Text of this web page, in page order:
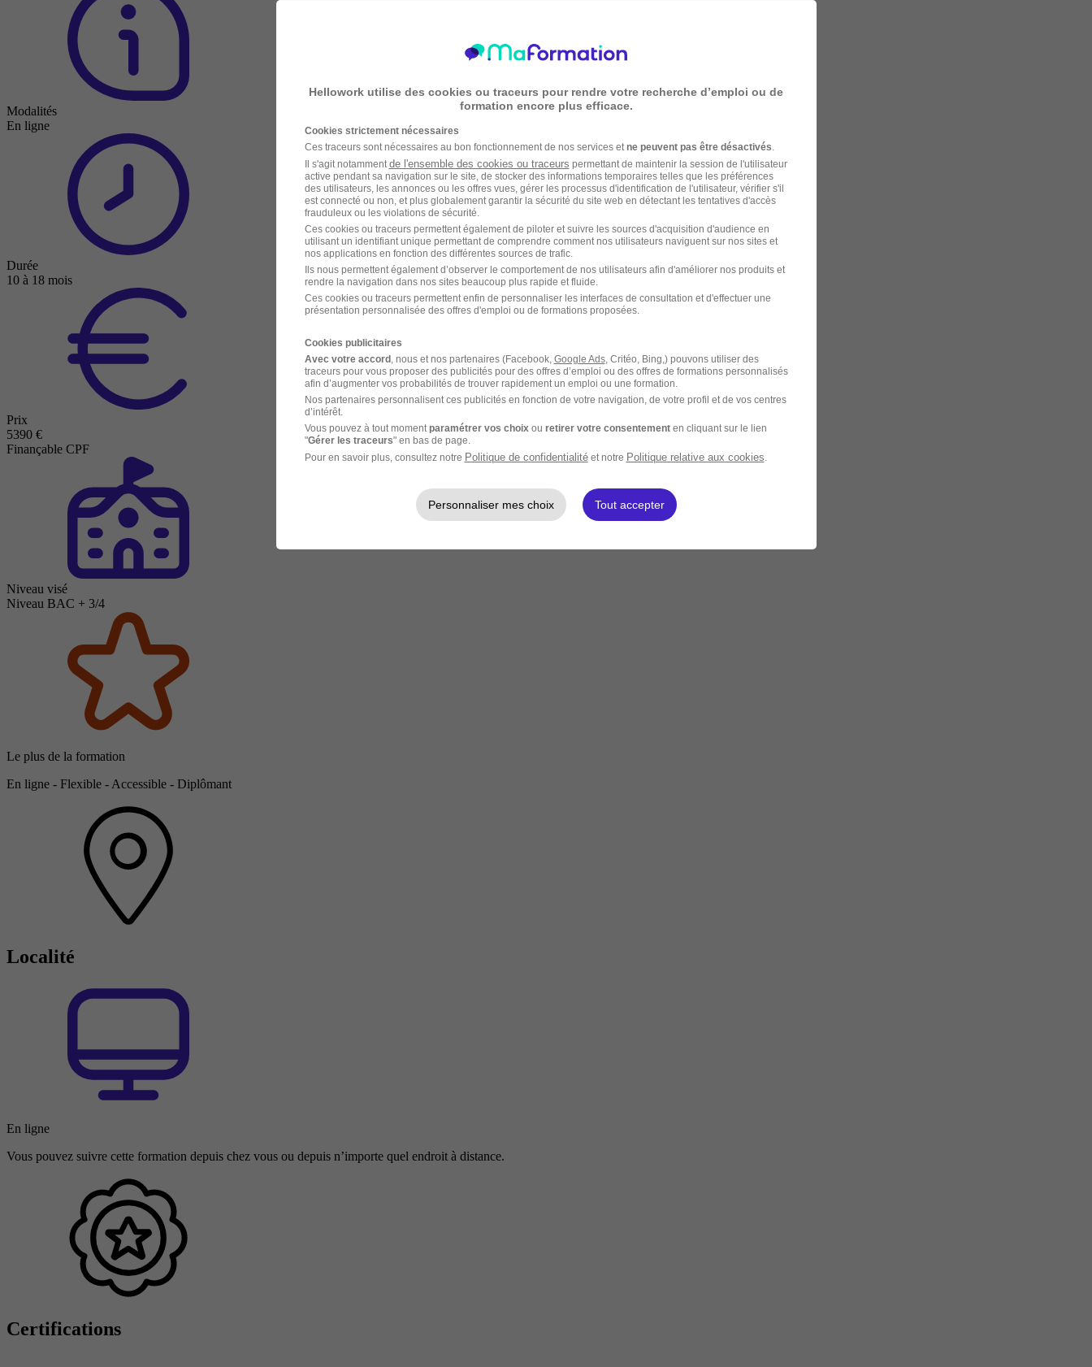
Modalités
En ligne
Durée
10 à 18 mois
Prix
5390 €
Finançable CPF
Niveau visé
Niveau BAC + 3/4
Le plus de la formation
En ligne - Flexible - Accessible - Diplômant
Localité
En ligne
Vous pouvez suivre cette formation depuis chez vous ou depuis n’importe quel endroit à distance.
Certifications
Hellowork utilise des cookies ou traceurs pour rendre votre recherche d’emploi ou de
formation encore plus efficace.
Cookies strictement nécessaires
Ces traceurs sont nécessaires au bon fonctionnement de nos services et ne peuvent pas être désactivés
Il s'agit notamment de l'ensemble des cookies ou traceurs permettant de maintenir la session de l'utilisateur
active pendant sa navigation sur le site, de stocker des informations temporaires telles que les préférences
des utilisateurs, les annonces ou les offres vues, gérer les processus d'identification de l'utilisateur, vérifier s'il
est connecté ou non, et plus globalement garantir la sécurité du site web en détectant les tentatives d'accès
frauduleux ou les violations de sécurité.
Ces cookies ou traceurs permettent également de piloter et suivre les sources d'acquisition d'audience en
utilisant un identifiant unique permettant de comprendre comment nos utilisateurs naviguent sur nos sites et
nos applications en fonction des différentes sources de trafic.
Ils nous permettent également d’observer le comportement de nos utilisateurs afin d'améliorer nos produits et
rendre la navigation dans nos sites beaucoup plus rapide et fluide.
Ces cookies ou traceurs permettent enfin de personnaliser les interfaces de consultation et d'effectuer une
présentation personnalisée des offres d'emploi ou de formations proposées.
Cookies publicitaires
Avec votre accord, nous et nos partenaires (Facebook, Google Ads, Critéo, Bing,) pouvons utiliser des
traceurs pour vous proposer des publicités pour des offres d’emploi ou des offres de formations personnalisés
afin d’augmenter vos probabilités de trouver rapidement un emploi ou une formation.
Nos partenaires personnalisent ces publicités en fonction de votre navigation, de votre profil et de vos centres
d’intérêt.
Vous pouvez à tout moment paramétrer vos choix ou retirer votre consentementen cliquant sur le lien
"Gérer les traceurs" en bas de page.
Pour en savoir plus, consultez notre Politique de confidentialitéet notre Politique relative aux cookies
Personnaliser mes choix Tout accepter